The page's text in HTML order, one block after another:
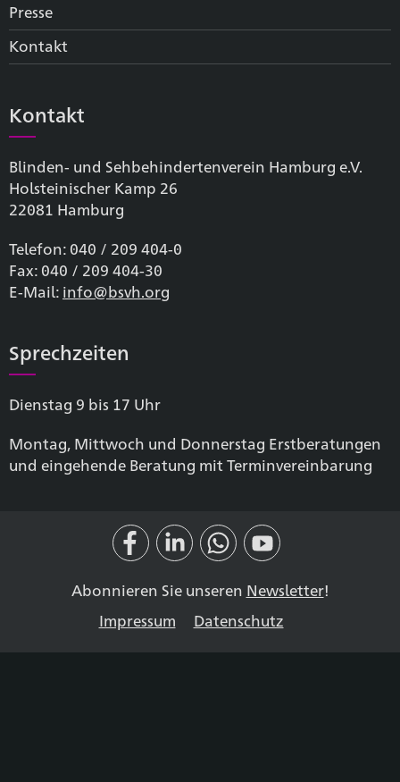
Presse
Kontakt
Kontakt
Blinden- und Sehbehinderten­verein Hamburg e.V.
Holsteinischer Kamp 26
22081 Hamburg
Telefon: 040 / 209 404-0
Fax: 040 / 209 404-30
E-Mail: info@bsvh.org
Sprechzeiten
Dienstag 9 bis 17 Uhr
Montag, Mittwoch und Donnerstag Erstberatungen
und eingehende Beratung mit Terminvereinbarung
Abonnieren Sie unseren Newsletter!
Impressum
Datenschutz